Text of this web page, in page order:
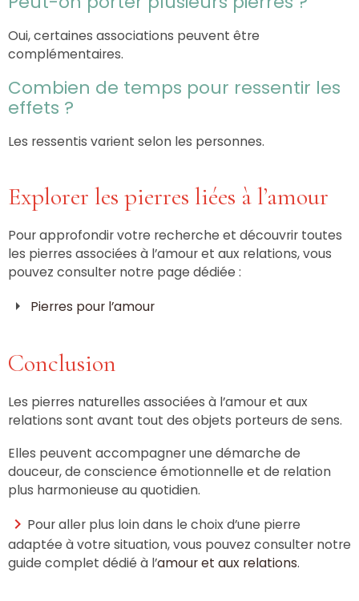
Oui, certaines associations peuvent être
complémentaires.
Combien de temps pour ressentir les
effets ?
Les ressentis varient selon les personnes.
Explorer les pierres liées à l’amour
Pour approfondir votre recherche et découvrir toutes
les pierres associées à l’amour et aux relations, vous
pouvez consulter notre page dédiée :
Pierres pour l’amour
Conclusion
Les pierres naturelles associées à l’amour et aux
relations sont avant tout des objets porteurs de sens.
Elles peuvent accompagner une démarche de
douceur, de conscience émotionnelle et de relation
plus harmonieuse au quotidien.
Pour aller plus loin dans le choix d’une pierre
adaptée à votre situation, vous pouvez consulter notre
guide complet dédié à l’amour et aux relations.